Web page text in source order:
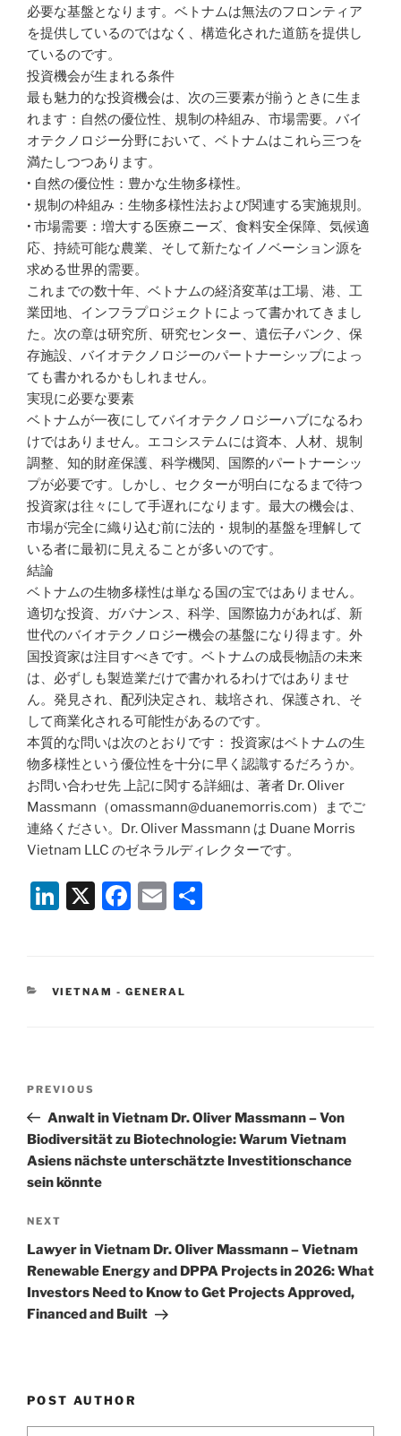
必要な基盤となります。ベトナムは無法のフロンティア
を提供しているのではなく、構造化された道筋を提供し
ているのです。
投資機会が生まれる条件
最も魅力的な投資機会は、次の三要素が揃うときに生ま
れます：自然の優位性、規制の枠組み、市場需要。バイ
オテクノロジー分野において、ベトナムはこれら三つを
満たしつつあります。
• 自然の優位性：豊かな生物多様性。
• 規制の枠組み：生物多様性法および関連する実施規則。
• 市場需要：増大する医療ニーズ、食料安全保障、気候適
応、持続可能な農業、そして新たなイノベーション源を
求める世界的需要。
これまでの数十年、ベトナムの経済変革は工場、港、工
業団地、インフラプロジェクトによって書かれてきまし
た。次の章は研究所、研究センター、遺伝子バンク、保
存施設、バイオテクノロジーのパートナーシップによっ
ても書かれるかもしれません。
実現に必要な要素
ベトナムが一夜にしてバイオテクノロジーハブになるわ
けではありません。エコシステムには資本、人材、規制
調整、知的財産保護、科学機関、国際的パートナーシッ
プが必要です。しかし、セクターが明白になるまで待つ
投資家は往々にして手遅れになります。最大の機会は、
市場が完全に織り込む前に法的・規制的基盤を理解して
いる者に最初に見えることが多いのです。
結論
ベトナムの生物多様性は単なる国の宝ではありません。
適切な投資、ガバナンス、科学、国際協力があれば、新
世代のバイオテクノロジー機会の基盤になり得ます。外
国投資家は注目すべきです。ベトナムの成長物語の未来
は、必ずしも製造業だけで書かれるわけではありませ
ん。発見され、配列決定され、栽培され、保護され、そ
して商業化される可能性があるのです。
本質的な問いは次のとおりです： 投資家はベトナムの生
物多様性という優位性を十分に早く認識するだろうか。
お問い合わせ先 上記に関する詳細は、著者 Dr. Oliver
Massmann（omassmann@duanemorris.com）までご
連絡ください。Dr. Oliver Massmann は Duane Morris
Vietnam LLC のゼネラルディレクターです。
Li
e
X
F
e
E
l
CATEGORIES
VIETNAM - GENERAL
Previous
Post
PREVIOUS
Anwalt in Vietnam Dr. Oliver Massmann – Von
Biodiversität zu Biotechnologie: Warum Vietnam
Asiens nächste unterschätzte Investitionschance
sein könnte
Next
Post
NEXT
Lawyer in Vietnam Dr. Oliver Massmann – Vietnam
Renewable Energy and DPPA Projects in 2026: What
Investors Need to Know to Get Projects Approved,
Financed and Built
POST AUTHOR